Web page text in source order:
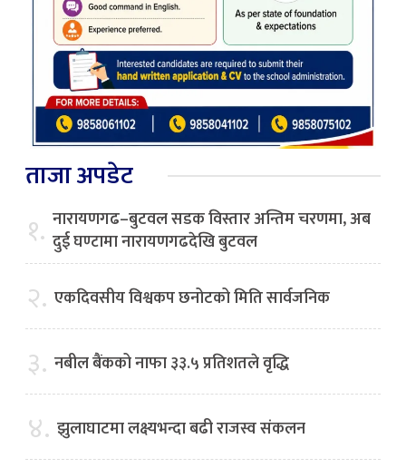
ताजा अपडेट
१. नारायणगढ–बुटवल सडक विस्तार अन्तिम चरणमा, अब
दुई घण्टामा नारायणगढदेखि बुटवल
२. एकदिवसीय विश्वकप छनोटको मिति सार्वजनिक
३. नबील बैंकको नाफा ३३.५ प्रतिशतले वृद्धि
४. झुलाघाटमा लक्ष्यभन्दा बढी राजस्व संकलन